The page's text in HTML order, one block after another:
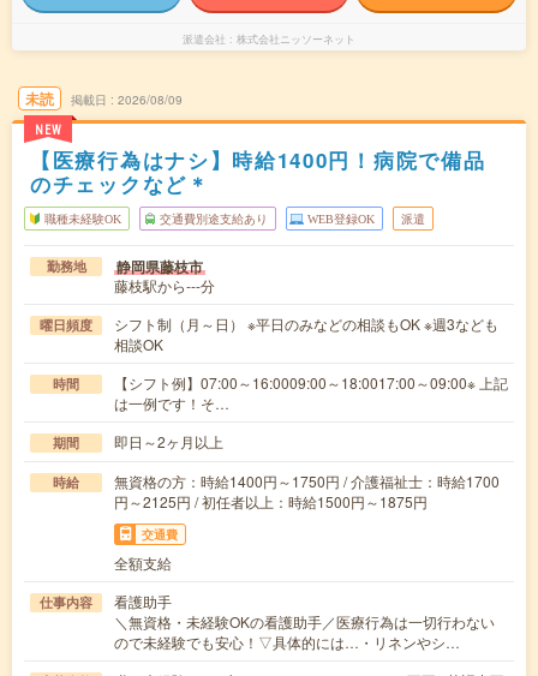
派遣会社 株式会社ニッソーネット
未読
NEW
掲載日 2026/08/09
【医療行為はナシ】時給1400円！病院で備品
のチェックなど＊
職種未経験OK 交通費別途支給あり WEB登録OK 派遣
勤務地 静岡県藤枝市
藤枝駅から---分
曜日頻度
シフト制（月～日） ※平日のみなどの相談もOK ※週3なども
相談OK
時間
【シフト例】07:00～16:0009:00～18:0017:00～09:00※ 上記
は一例です！そ…
期間 即日～2ヶ月以上
時給
無資格の方：時給1400円～1750円 / 介護福祉士：時給1700
円～2125円 / 初任者以上：時給1500円～1875円
交通費
全額支給
仕事内容
看護助手
＼無資格・未経験OKの看護助手／医療行為は一切行わない
ので未経験でも安心！▽具体的には…・リネンやシ…